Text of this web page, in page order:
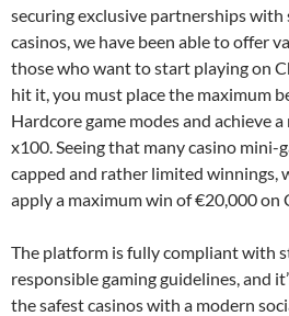
securing exclusive partnerships
casinos, we have been able to offer
those who want to start playing on
hit it, you must place the maximum
Hardcore game modes and achieve
x100. Seeing that many casino mini-
capped and rather limited winnings,
apply a maximum win of €20,000 on
The platform is fully compliant with
responsible gaming guidelines, and
the safest casinos with a modern